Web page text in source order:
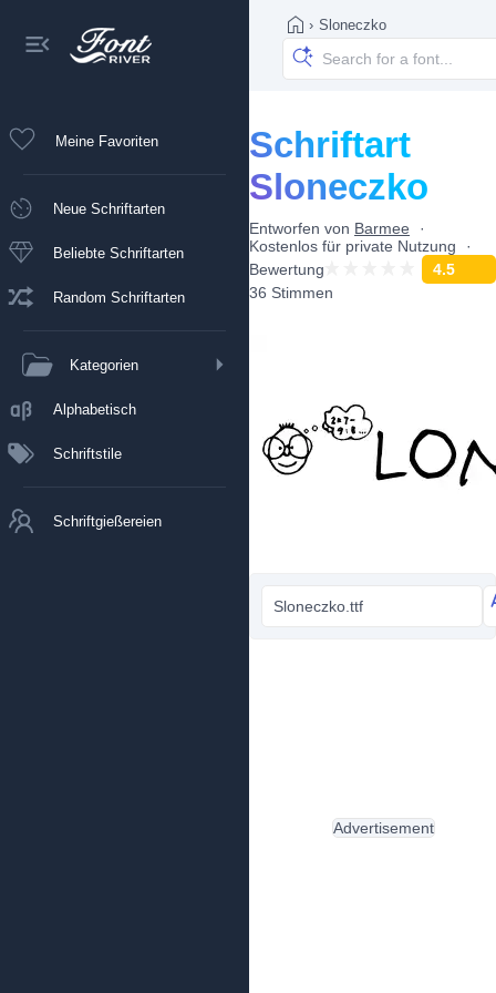
Meine Favoriten
Neue Schriftarten
Beliebte Schriftarten
Random Schriftarten
Kategorien
Alphabetisch
Schriftstile
Schriftgießereien
› Sloneczko
Schriftart
Sloneczko
Entworfen von Barmee
Kostenlos für private Nutzung
Bewertung
4.5
36 Stimmen
Sloneczko.ttf
Advertisement